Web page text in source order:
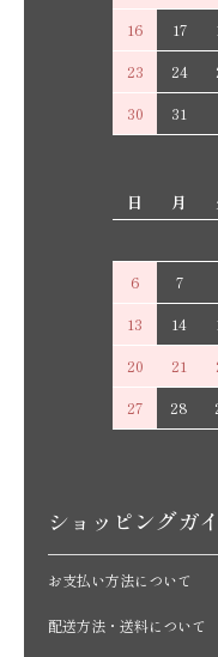
16
17
23
24
30
31
日
月
6
7
13
14
20
21
27
28
ショッピングガ
お支払い方法について
配送方法・送料について